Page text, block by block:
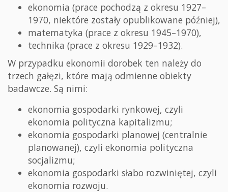
ekonomia (prace pochodzą z okresu 1927–
1970, niektóre zostały opublikowane później),
matematyka (prace z okresu 1945–1970),
technika (prace z okresu 1929–1932).
W przypadku ekonomii dorobek ten należy do
trzech gałęzi, które mają odmienne obiekty
badawcze. Są nimi:
ekonomia gospodarki rynkowej, czyli
ekonomia polityczna kapitalizmu;
ekonomia gospodarki planowej (centralnie
planowanej), czyli ekonomia polityczna
socjalizmu;
ekonomia gospodarki słabo rozwiniętej, czyli
ekonomia rozwoju.